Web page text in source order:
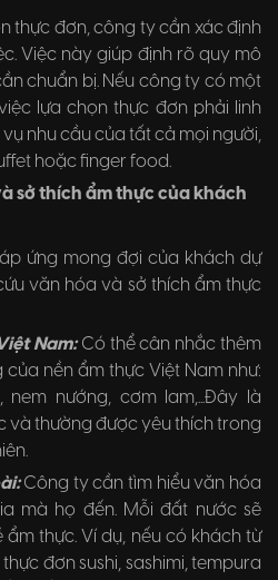
thực đơn, công ty cần xác định
Việc này giúp định rõ quy mô
chuẩn bị. Nếu công ty có một
lựa chọn thực đơn phải linh
nhu cầu của tất cả mọi người,
hoặc finger food.
sở thích ẩm thực của khách
ứng mong đợi của khách dự
văn hóa và sở thích ẩm thực
Nam:Có thể cân nhắc thêm
nền ẩm thực Việt Nam như:
nướng, cơm lam,...Đây là
và thường được yêu thích trong
Công ty cần tìm hiểu văn hóa
mà họ đến. Mỗi đất nước sẽ
thực. Ví dụ, nếu có khách từ
đơn sushi, sashimi, tempura